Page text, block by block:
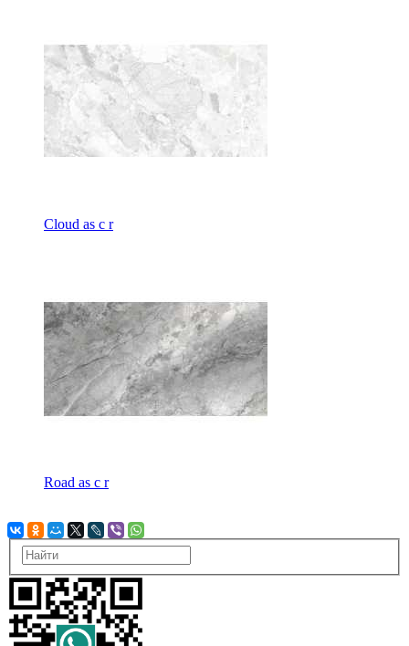
Cloud as c r
Road as c r